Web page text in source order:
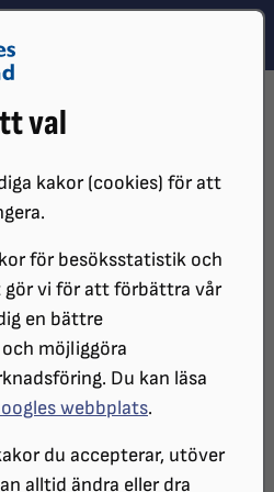
val
kakor (cookies) för att
för besöksstatistik och
gör vi för att förbättra vår
en bättre
möjliggöra
Du kan läsa
webbplats.
du accepterar, utöver
alltid ändra eller dra
CARLSSON